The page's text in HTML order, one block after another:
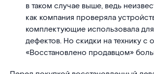
в таком случае выше, ведь
как компания проверяла
комплектующие использовала
дефектов. Но скидки на технику с
«Восстановлено продавцом»